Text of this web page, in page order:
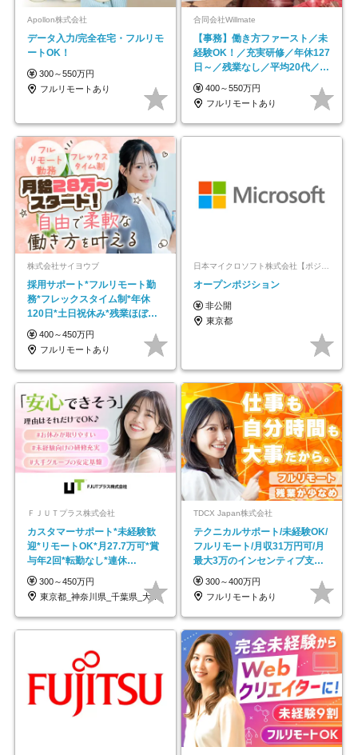
Apollon株式会社
データ入力/完全在宅・フルリモ
ートOK！
300～550万円
フルリモートあり
合同会社Willmate
【事務】働き方ファースト／未
経験OK！／充実研修／年休127
日～／残業なし／平均20代／リ
モートOK
400～550万円
フルリモートあり
株式会社サイヨウブ
採用サポート*フルリモート勤
務*フレックスタイム制*年休
120日*土日祝休み*残業ほぼな
し*育児中社員8割以上
400～450万円
フルリモートあり
日本マイクロソフト株式会社【ポジションマッチ登録】
オープンポジション
非公開
東京都
ＦＪＵＴプラス株式会社
カスタマーサポート*未経験歓
迎*リモートOK*月27.7万可*賞
与年2回*転勤なし*連休
OK/ZE010232
300～450万円
東京都_神奈川県_千葉県_大阪府_愛知県…
TDCX Japan株式会社
テクニカルサポート/未経験OK/
フルリモート/月収31万円可/月
最大3万のインセンティブ支給/
平均年齢33歳
300～400万円
フルリモートあり